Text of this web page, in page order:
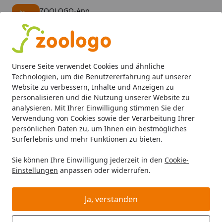
Unsere Seite verwendet Cookies und ähnliche
Technologien, um die Benutzererfahrung auf unserer
Website zu verbessern, Inhalte und Anzeigen zu
personalisieren und die Nutzung unserer Website zu
analysieren. Mit Ihrer Einwilligung stimmen Sie der
Verwendung von Cookies sowie der Verarbeitung Ihrer
persönlichen Daten zu, um Ihnen ein bestmögliches
Surferlebnis und mehr Funktionen zu bieten.
Sie können Ihre Einwilligung jederzeit in den Cookie-
Einstellungen anpassen oder widerrufen.
Ja, verstanden
ZOOLOGO-App
Alle Produkte
Mein Konto
Suchen
Startseite
Aquaristik Aquarienfilter, Pumpen & Zubehör
EHEIM FIX 1L